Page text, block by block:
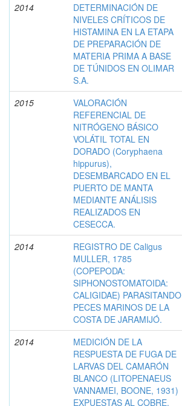
2014
DETERMINACIÓN DE
NIVELES CRÍTICOS DE
HISTAMINA EN LA ETAPA
DE PREPARACIÓN DE
MATERIA PRIMA A BASE
DE TÚNIDOS EN OLIMAR
S.A.
2015
VALORACIÓN
REFERENCIAL DE
NITRÓGENO BÁSICO
VOLÁTIL TOTAL EN
DORADO (Coryphaena
hippurus),
DESEMBARCADO EN EL
PUERTO DE MANTA
MEDIANTE ANÁLISIS
REALIZADOS EN
CESECCA.
2014
REGISTRO DE Caligus
MULLER, 1785
(COPEPODA:
SIPHONOSTOMATOIDA:
CALIGIDAE) PARASITANDO
PECES MARINOS DE LA
COSTA DE JARAMIJÓ.
2014
MEDICIÓN DE LA
RESPUESTA DE FUGA DE
LARVAS DEL CAMARÓN
BLANCO (LITOPENAEUS
VANNAMEI, BOONE, 1931)
EXPUESTAS AL COBRE.